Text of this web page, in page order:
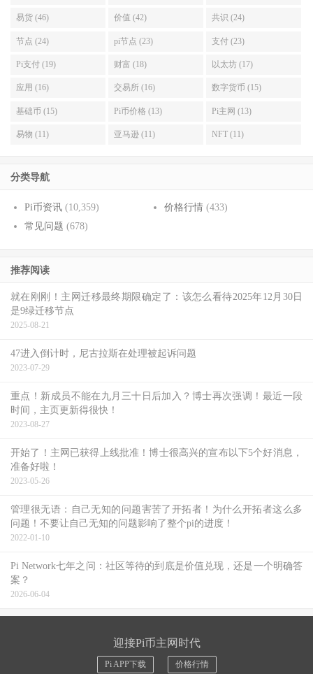
易货 (46) 价值 (42) 共识 (24)
节点 (24) pi节点 (23) 支付 (23)
Pi支付 (19) 财富 (18) 以太坊 (17)
应用 (16) 交易所 (16) 数字货币 (15)
基础币 (15) Pi币价格 (13) Pi主网 (13)
易物 (11) 亚马逊 (11) NFT (11)
分类导航
Pi币资讯 (10,359) 价格行情(433)
常见问题 (678)
推荐阅读
就在刚刚！主网迁移最终期限确定了：该怎么看待2025年12月30日
是9绿迁移节点
2025-08-21
47进入倒计时，尼古拉斯在处理被起诉问题
2023-07-29
重点！新成员不能在九月三十日后加入？博士再次强调！最近一段
时间，主页更新得很快！
2023-08-27
开始了！主网已获得上线批准！博士很高兴的宣布以下5个好消息，
准备好啦！
2023-05-26
管理很无语：自己无知的问题害苦了开拓者！为什么开拓者这么多
问题！不要让自己无知的问题影响了整个pi的进度！
2022-01-10
Pi Network七年之问：社区等待的到底是价值兑现，还是一个明确答
案？
2026-06-04
迎接Pi币主网时代
Pi APP下载 价格行情